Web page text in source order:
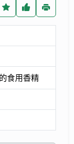
食用香精